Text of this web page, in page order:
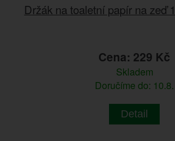
Držák na toaletní papír na zeď
Cena: 229 Kč
Skladem
Doručíme do: 10.8.
Detail